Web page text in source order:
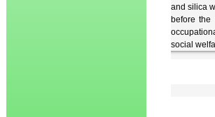
and silica
before
social